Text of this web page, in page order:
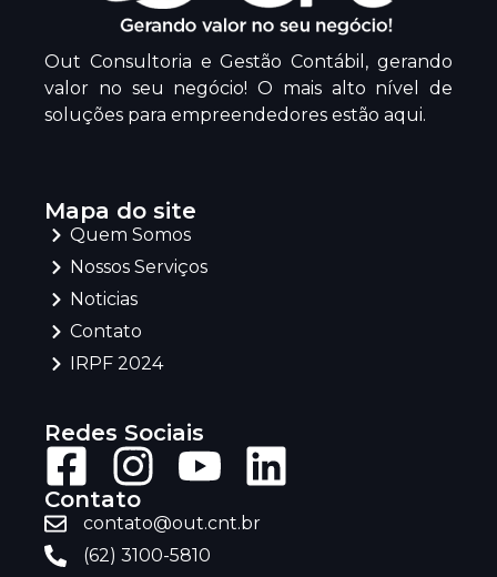
Out Consultoria e Gestão Contábil, gerando
valor no seu negócio! O mais alto nível de
soluções para empreendedores estão aqui.
Mapa do site
Quem Somos
Nossos Serviços
Noticias
Contato
IRPF 2024
Redes Sociais
Contato
contato@out.cnt.br
(62) 3100-5810